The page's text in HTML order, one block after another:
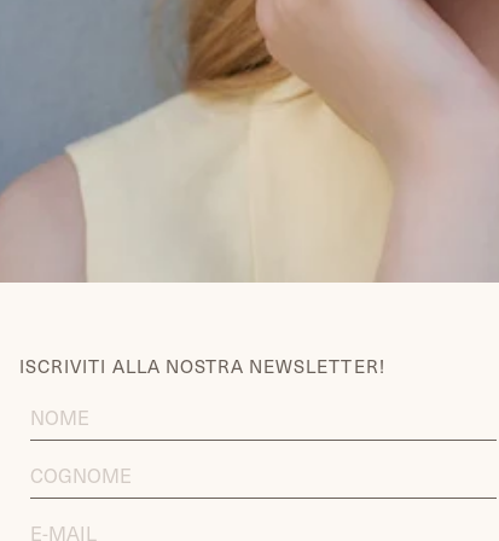
ISCRIVITI ALLA NOSTRA NEWSLETTER!
FIRST
NAME
LAST
NAME
EMAIL